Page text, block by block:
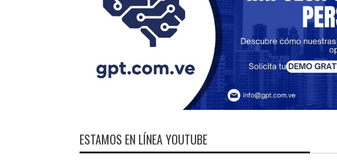
ESTAMOS EN LÍNEA YOUTUBE